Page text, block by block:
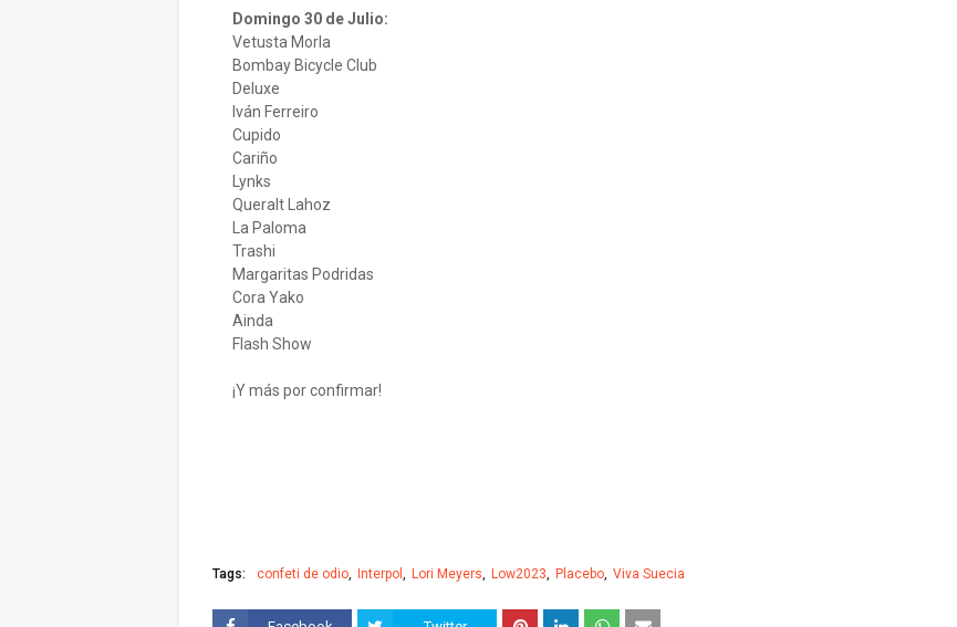
Domingo 30 de Julio:
Vetusta Morla
Bombay Bicycle Club
Deluxe
Iván Ferreiro
Cupido
Cariño
Lynks
Queralt Lahoz
La Paloma
Trashi
Margaritas Podridas
Cora Yako
Ainda
Flash Show
¡Y más por confirmar!
Tags: confeti de odio Interpol Lori Meyers Low2023 Placebo Viva Suecia